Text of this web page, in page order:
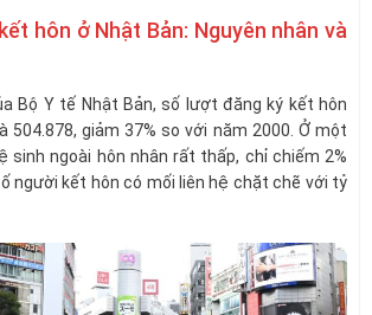
hôn ở Nhật Bản: Nguyên nhân và
Bộ Y tế Nhật Bản, số lượt đăng ký kết hôn
504.878, giảm 37% so với năm 2000. Ở một
ngoài hôn nhân rất thấp, chỉ chiếm 2%
người kết hôn có mối liên hệ chặt chẽ với tỷ